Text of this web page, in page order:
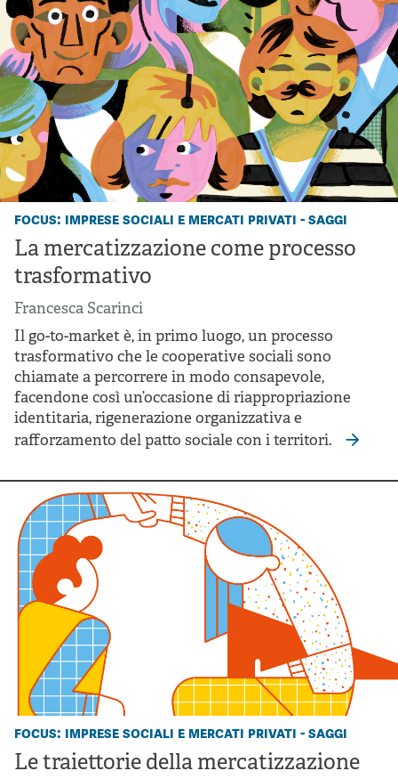
focus: imprese sociali e mercati privati - saggi
La mercatizzazione come processo
trasformativo
Francesca Scarinci
Il go-to-market è, in primo luogo, un processo
trasformativo che le cooperative sociali sono
chiamate a percorrere in modo consapevole,
facendone così un’occasione di riappropriazione
identitaria, rigenerazione organizzativa e
rafforzamento del patto sociale con i territori.
focus: imprese sociali e mercati privati - saggi
Le traiettorie della mercatizzazione